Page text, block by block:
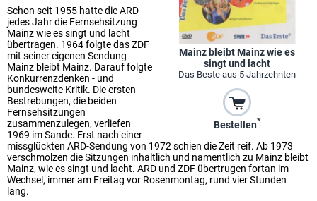
Mainz bleibt Mainz wie es
singt und lacht
Das Beste aus 5 Jahrzehnten
Bestellen*
Schon seit 1955 hatte die ARD
jedes Jahr die Fernsehsitzung
Mainz wie es singt und lacht
übertragen. 1964 folgte das ZDF
mit seiner eigenen Sendung
Mainz bleibt Mainz. Darauf folgte
Konkurrenzdenken - und
bundesweite Kritik. Die ersten
Bestrebungen, die beiden
Fernsehsitzungen
zusammenzulegen, verliefen
1969 im Sande. Erst nach einer
missglückten ARD-Sendung von 1972 schien die Zeit reif. Ab 1973
verschmolzen die Sitzungen inhaltlich und namentlich zu Mainz bleibt
Mainz, wie es singt und lacht. ARD und ZDF übertrugen fortan im
Wechsel, immer am Freitag vor Rosenmontag, rund vier Stunden
lang.